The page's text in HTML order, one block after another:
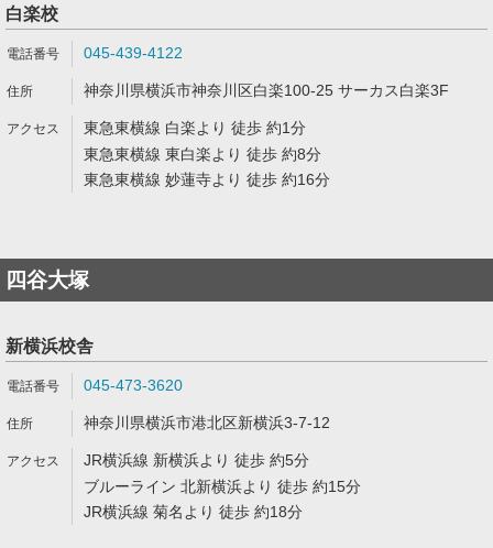
白楽校
045-439-4122
神奈川県横浜市神奈川区白楽100-25 サーカス白楽3F
東急東横線 白楽より 徒歩 約1分
東急東横線 東白楽より 徒歩 約8分
東急東横線 妙蓮寺より 徒歩 約16分
四谷大塚
新横浜校舎
045-473-3620
神奈川県横浜市港北区新横浜3-7-12
JR横浜線 新横浜より 徒歩 約5分
ブルーライン 北新横浜より 徒歩 約15分
JR横浜線 菊名より 徒歩 約18分